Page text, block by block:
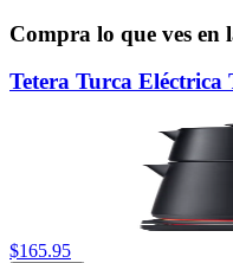
Compra lo que ves en
Tetera Turca Eléctrica
$165.95